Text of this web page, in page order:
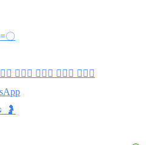
〇
🤾🏾‍♀️ 🤾🏿‍♀️ 🤾🏼‍♀️ 🤾🏽‍♀️
🤰